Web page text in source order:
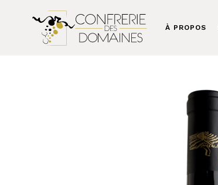
À PROPOS